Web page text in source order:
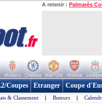
A retenir : Palmarès
Monaco Chelsea Man Utd Arsenal
Coupes Etranger Coupe
& Classement | Buteurs |